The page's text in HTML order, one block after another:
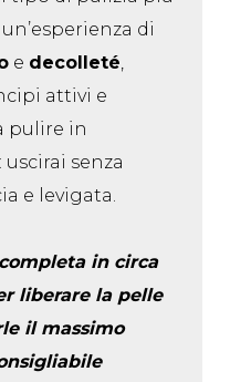
di
e decolleté
attivi e
pulire in
senza
e levigata.
in circa
liberare la pelle
il massimo